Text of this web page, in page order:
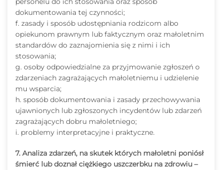
dokumentowania tej czynności;
f. zasady i sposób udostępniania rodzicom albo
opiekunom prawnym lub faktycznym oraz małoletnim
standardów do zaznajomienia się z nimi i ich
stosowania;
g. osoby odpowiedzialne za przyjmowanie zgłoszeń o
zdarzeniach zagrażających małoletniemu i udzielenie
mu wsparcia;
h. sposób dokumentowania i zasady przechowywania
ujawnionych lub zgłoszonych incydentów lub zdarzeń
zagrażających dobru małoletniego;
i. problemy interpretacyjne i praktyczne.
7. Analiza zdarzeń, na skutek których małoletni poniósł
śmierć lub doznał ciężkiego uszczerbku na zdrowiu –